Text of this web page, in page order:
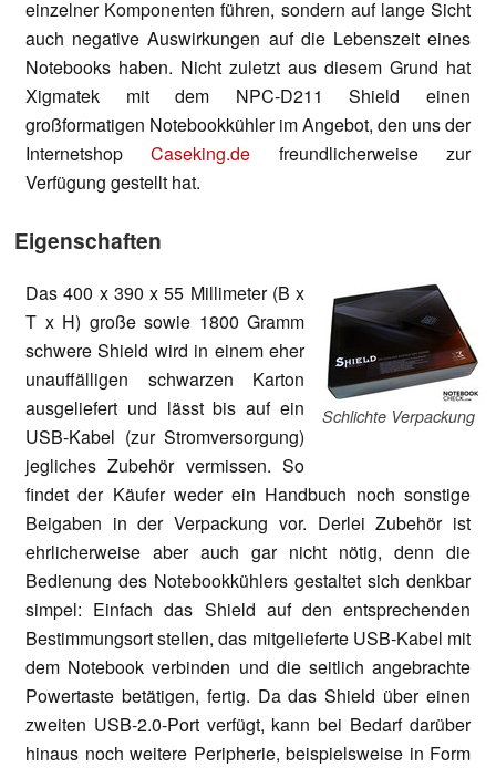
einzelner Komponenten führen, sondern auf lange Sicht
auch negative Auswirkungen auf die Lebenszeit eines
Notebooks haben. Nicht zuletzt aus diesem Grund hat
Xigmatek mit dem NPC-D211 Shield einen
großformatigen Notebookkühler im Angebot, den uns der
InternetshopCaseking.de freundlicherweise zur
Verfügung gestellt hat.
Eigenschaften
Schlichte Verpackung
Das 400 x 390 x 55 Millimeter (B x
T x H) große sowie 1800 Gramm
schwere Shield wird in einem eher
unauffälligen schwarzen Karton
ausgeliefert und lässt bis auf ein
USB-Kabel (zur Stromversorgung)
jegliches Zubehör vermissen. So
findet der Käufer weder ein Handbuch noch sonstige
Beigaben in der Verpackung vor. Derlei Zubehör ist
ehrlicherweise aber auch gar nicht nötig, denn die
Bedienung des Notebookkühlers gestaltet sich denkbar
simpel: Einfach das Shield auf den entsprechenden
Bestimmungsort stellen, das mitgelieferte USB-Kabel mit
dem Notebook verbinden und die seitlich angebrachte
Powertaste betätigen, fertig. Da das Shield über einen
zweiten USB-2.0-Port verfügt, kann bei Bedarf darüber
hinaus noch weitere Peripherie, beispielsweise in Form